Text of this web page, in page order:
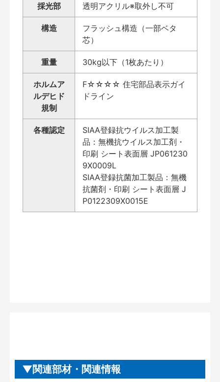
採光部 透明アクリル※取外し不可
構造
フラッシュ構造（一部ベタ
芯）
重量 30kg以下（1枚あたり）
ホルムア
ルデヒド
規制
F☆☆☆☆ 住宅部品表示ガイ
ドライン
各種認定
SIAA登録抗ウイルス加工製
品：無機抗ウイルス加工剤・
印刷 シート表面層 JP061230
9X0009L
SIAA登録抗菌加工製品：無機
抗菌剤・印刷 シート表面層 J
P0122309X0015E
関連部材・関連情報